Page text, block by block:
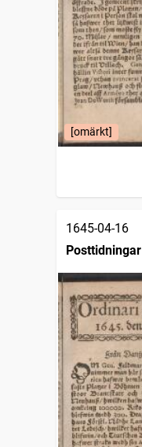
[omärkt]
1645-04-16
Posttidningar